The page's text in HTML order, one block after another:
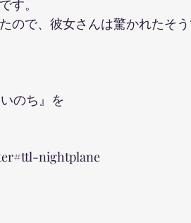
す。
ので、彼女さんは驚かれたそ
のち』を
nightplane